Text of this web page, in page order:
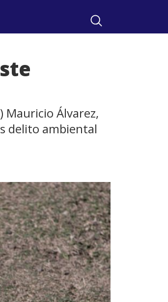
Mauricio Álvarez,
delito ambiental